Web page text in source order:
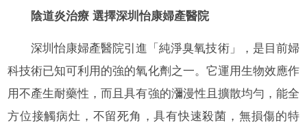
陰道炎治療 選擇深圳怡康婦產醫院
深圳怡康婦產醫院引進「純淨臭氧技術」，是目前婦
科技術已知可利用的強的氧化劑之一。它運用生物效應作
用不產生耐藥性，而且具有強的瀰漫性且擴散均勻，能全
方位接觸病灶，不留死角，具有快速殺菌，無損傷的特